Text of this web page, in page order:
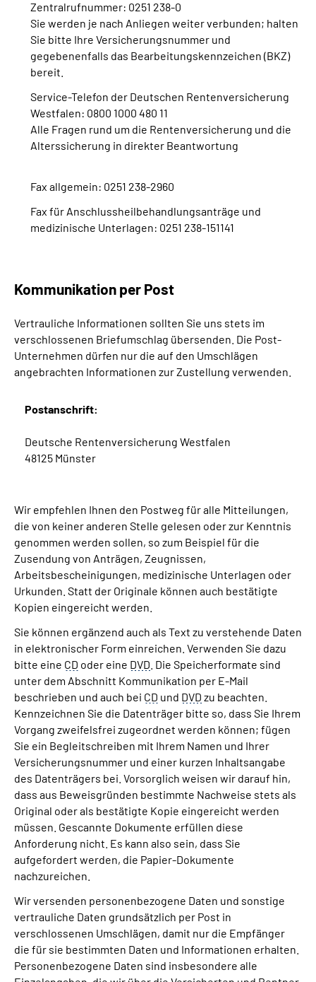
Zentralrufnummer: 0251 238-0
Sie werden je nach Anliegen weiter verbunden; halten
Sie bitte Ihre Versicherungsnummer und
gegebenenfalls das Bearbeitungskennzeichen (BKZ)
bereit.
Service-Telefon der Deutschen Rentenversicherung
Westfalen: 0800 1000 480 11
Alle Fragen rund um die Rentenversicherung und die
Alterssicherung in direkter Beantwortung
Fax allgemein: 0251 238-2960
Fax für Anschlussheilbehandlungsanträge und
medizinische Unterlagen: 0251 238-151141
Kommunikation per Post
Vertrauliche Informationen sollten Sie uns stets im
verschlossenen Briefumschlag übersenden. Die Post-
Unternehmen dürfen nur die auf den Umschlägen
angebrachten Informationen zur Zustellung verwenden.
Postanschrift:
Deutsche Rentenversicherung Westfalen
48125 Münster
Wir empfehlen Ihnen den Postweg für alle Mitteilungen,
die von keiner anderen Stelle gelesen oder zur Kenntnis
genommen werden sollen, so zum Beispiel für die
Zusendung von Anträgen, Zeugnissen,
Arbeitsbescheinigungen, medizinische Unterlagen oder
Urkunden. Statt der Originale können auch bestätigte
Kopien eingereicht werden.
Sie können ergänzend auch als Text zu verstehende Daten
in elektronischer Form einreichen. Verwenden Sie dazu
bitte eine CD oder eine DVD . Die Speicherformate sind
unter dem Abschnitt Kommunikation per E-Mail
beschrieben und auch bei CD und DVD zu beachten.
Kennzeichnen Sie die Datenträger bitte so, dass Sie Ihrem
Vorgang zweifelsfrei zugeordnet werden können; fügen
Sie ein Begleitschreiben mit Ihrem Namen und Ihrer
Versicherungsnummer und einer kurzen Inhaltsangabe
des Datenträgers bei. Vorsorglich weisen wir darauf hin,
dass aus Beweisgründen bestimmte Nachweise stets als
Original oder als bestätigte Kopie eingereicht werden
müssen. Gescannte Dokumente erfüllen diese
Anforderung nicht. Es kann also sein, dass Sie
aufgefordert werden, die Papier-Dokumente
nachzureichen.
Wir versenden personenbezogene Daten und sonstige
vertrauliche Daten grundsätzlich per Post in
verschlossenen Umschlägen, damit nur die Empfänger
die für sie bestimmten Daten und Informationen erhalten.
Personenbezogene Daten sind insbesondere alle